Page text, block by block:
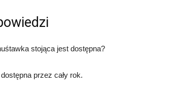
stojąca jest dostępna?
przez cały rok.